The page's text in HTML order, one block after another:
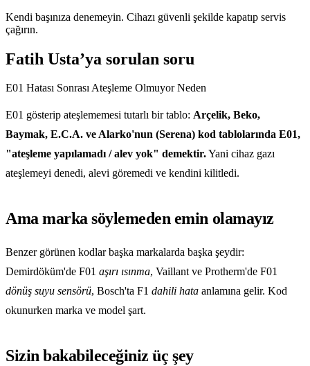
Kendi başınıza denemeyin. Cihazı güvenli şekilde kapatıp servis
çağırın.
Fatih Usta’ya sorulan soru
E01 Hatası Sonrası Ateşleme Olmuyor Neden
E01 gösterip ateşlememesi tutarlı bir tablo: Arçelik, Beko,
Baymak, E.C.A. ve Alarko'nun (Serena) kod tablolarında E01,
"ateşleme yapılamadı / alev yok" demektir.Yani cihaz gazı
ateşlemeyi denedi, alevi göremedi ve kendini kilitledi.
Ama marka söylemeden emin olamayız
Benzer görünen kodlar başka markalarda başka şeydir:
Demirdöküm'de F01 aşırı ısınma, Vaillant ve Protherm'de F01
dönüş suyu sensörü, Bosch'ta F1 dahili hata anlamına gelir. Kod
okunurken marka ve model şart.
Sizin bakabileceğiniz üç şey